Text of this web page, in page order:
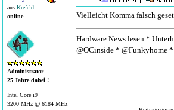
aus Krefeld
online
Administrator
25 Jahre dabei !
Intel Core i9
3200 MHz @ 6184 MHz
Vielleicht Komma falsch
Hardware News lesen *
@OCinside * @Funkyhome